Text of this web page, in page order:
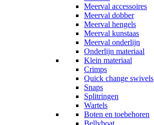
Meerval accessoires
Meerval dobber
Meerval hengels
Meerval kunstaas
Meerval onderlijn
Onderlijn materiaal
Klein materiaal
Crimps
Quick change swivels
Snaps
Splitringen
Wartels
Boten en toebehoren
Bellyboat